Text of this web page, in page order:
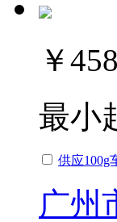
￥
最小
供应100g
广州